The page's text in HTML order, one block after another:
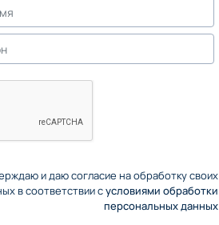
и даю согласие на обработку своих
в соответствии сусловиями обработки
персональных данных